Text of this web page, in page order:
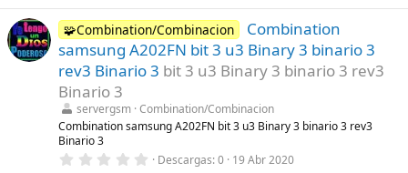
)0
0
e
s
t
r
l
l
a
s
🧩Combination/Combinacion
Combination
samsung A202FN bit 3 u3 Binary 3 binario 3
rev3 Binario 3 bit 3 u3 Binary 3 binario 3 rev3
Binario 3
servergsm Combination/Combinacion
Combination samsung A202FN bit 3 u3 Binary 3 binario 3 rev3
Binario 3
0 Descargas 0 19 Abr 2020